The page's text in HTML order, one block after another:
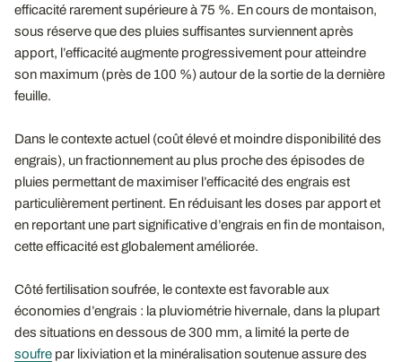
efficacité rarement supérieure à 75 %. En cours de montaison,
sous réserve que des pluies suffisantes surviennent après
apport, l’efficacité augmente progressivement pour atteindre
son maximum (près de 100 %) autour de la sortie de la dernière
feuille.
Dans le contexte actuel (coût élevé et moindre disponibilité des
engrais), un fractionnement au plus proche des épisodes de
pluies permettant de maximiser l’efficacité des engrais est
particulièrement pertinent. En réduisant les doses par apport et
en reportant une part significative d’engrais en fin de montaison,
cette efficacité est globalement améliorée.
Côté fertilisation soufrée, le contexte est favorable aux
économies d’engrais : la pluviométrie hivernale, dans la plupart
des situations en dessous de 300 mm, a limité la perte de
soufre par lixiviation et la minéralisation soutenue assure des